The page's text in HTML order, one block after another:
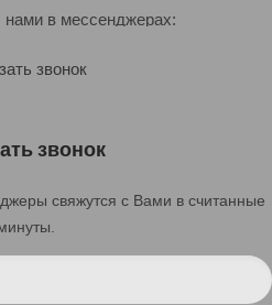
нами в мессенджерах:
звонок
звонок
свяжутся с Вами в считанные